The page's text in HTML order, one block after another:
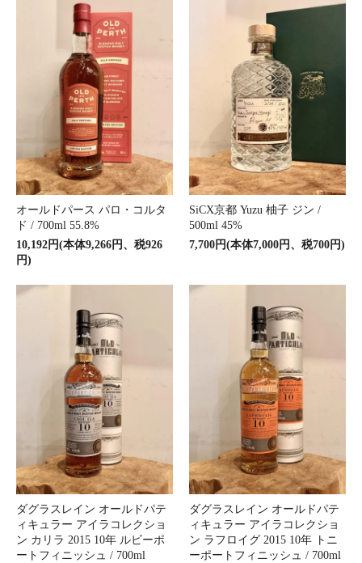
オールドパース パロ・コルタ
ド / 700ml 55.8%
10,192円(本体9,266円、税926
円)
SiCX京都 Yuzu 柚子 ジン /
500ml 45%
7,700円(本体7,000円、税700円)
ダグラスレイン オールドパテ
ィキュラー アイラコレクショ
ン カリラ 2015 10年 ルビーポ
ートフィニッシュ / 700ml
ダグラスレイン オールドパテ
ィキュラー アイラコレクショ
ン ラフロイグ 2015 10年 トニ
ーポートフィニッシュ / 700ml